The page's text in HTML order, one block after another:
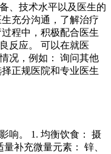
、技术水平以及医生的
充分沟通，了解治疗
程中，积极配合医生
反应。 可以在就医
况，例如： 询问其他
正规医院和专业医生
响。 1. 均衡饮食： 摄
补充微量元素： 锌、